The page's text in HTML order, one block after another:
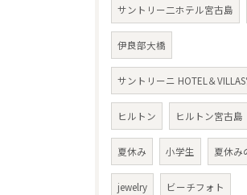
サントリー二ホテル宮古島
伊良部大橋
サントリーニ HOTEL＆
ヒルトン ヒルトン宮古島
夏休み 小学生 夏休み
jewelry ビーチフォト